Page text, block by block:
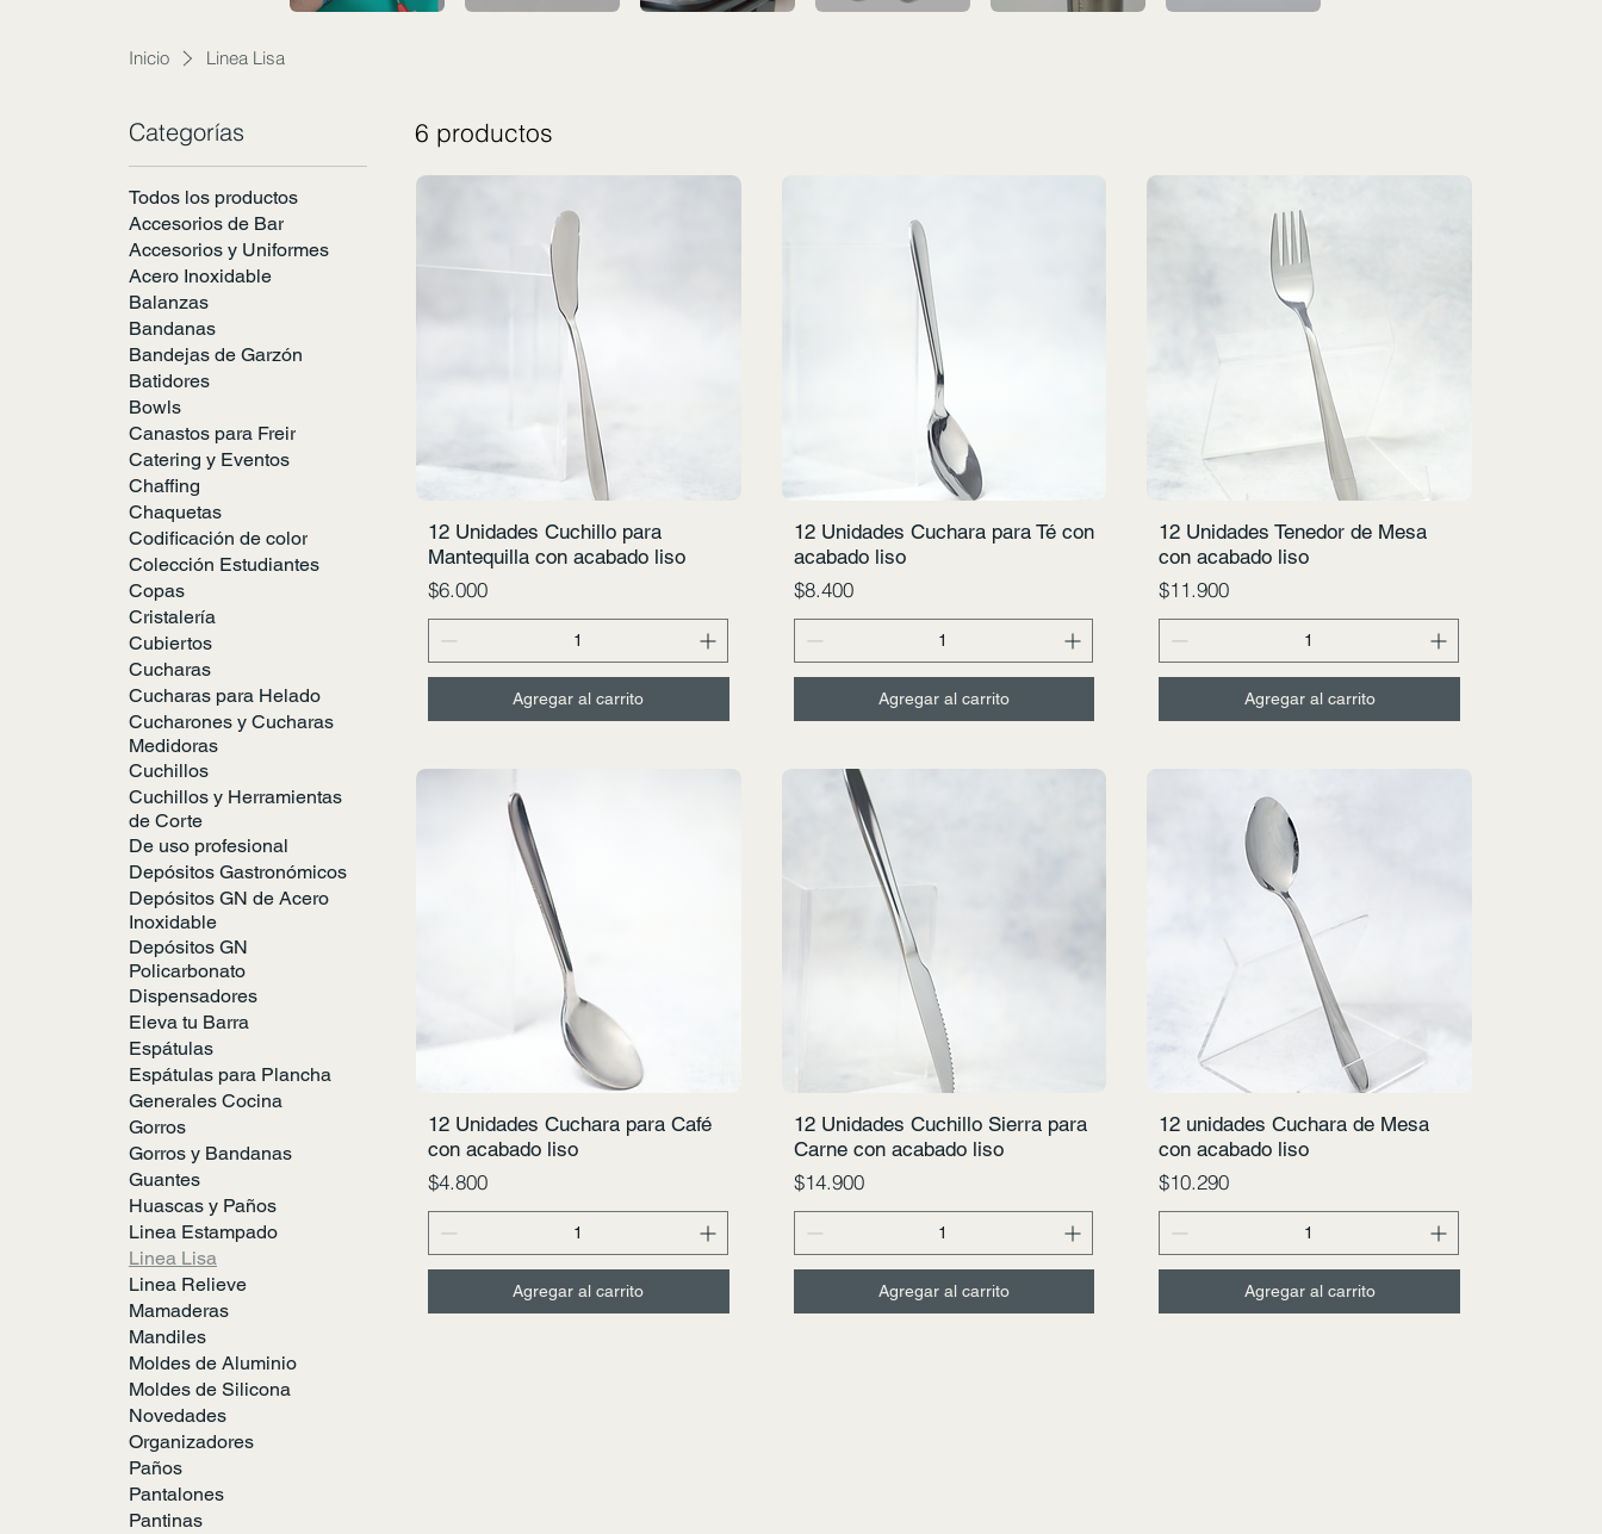
Inicio Linea Lisa
Categorías
Todos los productos
Accesorios de Bar
Accesorios y Uniformes
Acero Inoxidable
Balanzas
Bandanas
Bandejas de Garzón
Batidores
Bowls
Canastos para Freir
Catering y Eventos
Chaffing
Chaquetas
Codificación de color
Colección Estudiantes
Copas
Cristalería
Cubiertos
Cucharas
Cucharas para Helado
Cucharones y Cucharas
Medidoras
Cuchillos
Cuchillos y Herramientas
de Corte
De uso profesional
Depósitos Gastronómicos
Depósitos GN de Acero
Inoxidable
Depósitos GN
Policarbonato
Dispensadores
Eleva tu Barra
Espátulas
Espátulas para Plancha
Generales Cocina
Gorros
Gorros y Bandanas
Guantes
Huascas y Paños
Linea Estampado
Linea Lisa
Linea Relieve
Mamaderas
Mandiles
Moldes de Aluminio
Moldes de Silicona
Novedades
Organizadores
Paños
Pantalones
Pantinas
6 productos
Vista rápida
12 Unidades Cuchillo para
Mantequilla con acabado liso
Precio
$6.000
Agregar al carrito
Vista rápida
12 Unidades Cuchara para Té con
acabado liso
Precio
$8.400
Agregar al carrito
Vista rápida
12 Unidades Tenedor de Mesa
con acabado liso
Precio
$11.900
Agregar al carrito
Vista rápida
12 Unidades Cuchara para Café
con acabado liso
Precio
$4.800
Agregar al carrito
Vista rápida
12 Unidades Cuchillo Sierra para
Carne con acabado liso
Precio
$14.900
Agregar al carrito
Vista rápida
12 unidades Cuchara de Mesa
con acabado liso
Precio
$10.290
Agregar al carrito